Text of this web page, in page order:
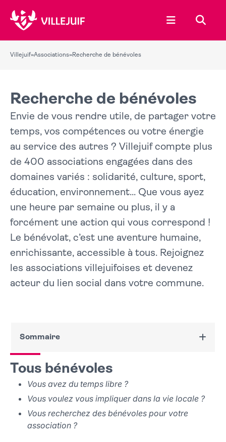
Ouvrir le
Villejuif»Associations»Recherche de bénévoles
Recherche de bénévoles
Envie de vous rendre utile, de partager votre
temps, vos compétences ou votre énergie
au service des autres ? Villejuif compte plus
de 400 associations engagées dans des
domaines variés : solidarité, culture, sport,
éducation, environnement... Que vous ayez
une heure par semaine ou plus, il y a
forcément une action qui vous correspond !
Le bénévolat, c’est une aventure humaine,
enrichissante, accessible à tous. Rejoignez
les associations villejuifoises et devenez
acteur du lien social dans votre commune.
Sommaire
Tous bénévoles
Recherche de bénévoles à Villejuif
Enfance et éducation
Solidarités
Transition écologique
Tous bénévoles
Vous avez du temps libre ?
Vous voulez vous impliquer dans la vie locale ?
Vous recherchez des bénévoles pour votre
association ?